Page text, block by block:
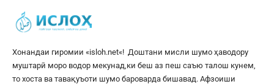
Хонандаи гиромии «isloh.net«! Доштани мисли шумо ҳаводору
муштарӣ моро водор мекунад,ки беш аз пеш саъю талош кунем,
то хоста ва тавақуъоти шумо бароварда бишавад. Афзоиши